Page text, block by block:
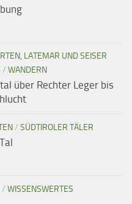
LATEMAR UND SEISER
/ WANDERN
über Rechter Leger bis
/ SÜDTIROLER TÄLER
/ WISSENSWERTES